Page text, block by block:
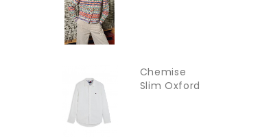
Chemise
Slim Oxford